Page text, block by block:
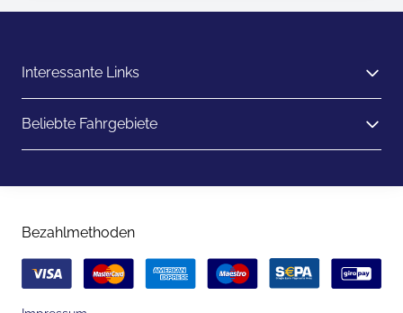
Interessante Links
Beliebte Fahrgebiete
Bezahlmethoden